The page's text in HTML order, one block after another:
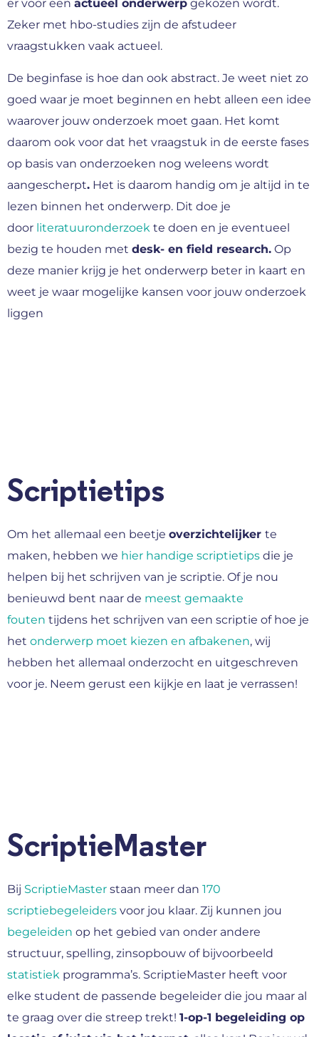
er voor een actueel onderwerp gekozen wordt.
Zeker met hbo-studies zijn de afstudeer
vraagstukken vaak actueel.
De beginfase is hoe dan ook abstract. Je weet niet zo
goed waar je moet beginnen en hebt alleen een idee
waarover jouw onderzoek moet gaan. Het komt
daarom ook voor dat het vraagstuk in de eerste fases
op basis van onderzoeken nog weleens wordt
aangescherpt. Het is daarom handig om je altijd in te
lezen binnen het onderwerp. Dit doe je
door literatuuronderzoek te doen en je eventueel
bezig te houden met desk- en field research. Op
deze manier krijg je het onderwerp beter in kaart en
weet je waar mogelijke kansen voor jouw onderzoek
liggen
Scriptietips
Om het allemaal een beetje overzichtelijker te
maken, hebben we hier handige scriptietips die je
helpen bij het schrijven van je scriptie. Of je nou
benieuwd bent naar de meest gemaakte
fouten tijdens het schrijven van een scriptie of hoe je
het onderwerp moet kiezen en afbakenen, wij
hebben het allemaal onderzocht en uitgeschreven
voor je. Neem gerust een kijkje en laat je verrassen!
ScriptieMaster
Bij ScriptieMaster staan meer dan 170
scriptiebegeleiders voor jou klaar. Zij kunnen jou
begeleiden op het gebied van onder andere
structuur, spelling, zinsopbouw of bijvoorbeeld
statistiek programma’s. ScriptieMaster heeft voor
elke student de passende begeleider die jou maar al
te graag over die streep trekt! 1-op-1 begeleiding op